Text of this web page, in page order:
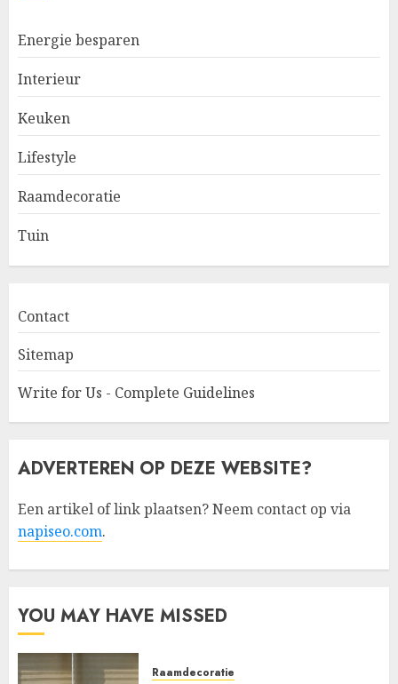
Energie besparen
Interieur
Keuken
Lifestyle
Raamdecoratie
Tuin
Contact
Sitemap
Write for Us - Complete Guidelines
ADVERTEREN OP DEZE WEBSITE?
Een artikel of link plaatsen? Neem contact op via
napiseo.com.
YOU MAY HAVE MISSED
Raamdecoratie